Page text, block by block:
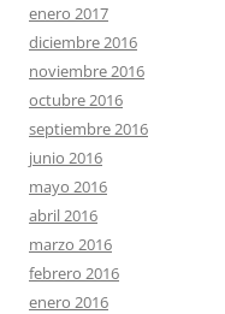
enero 2017
diciembre 2016
noviembre 2016
octubre 2016
septiembre 2016
junio 2016
mayo 2016
abril 2016
marzo 2016
febrero 2016
enero 2016